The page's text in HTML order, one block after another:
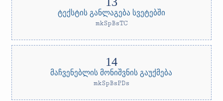
ტექსტის განლაგება სვეტებში
mkSpBsTC
მაჩვენებლის მონიშვნის გაუქმება
mkSpBsPDs